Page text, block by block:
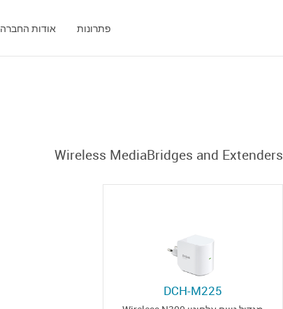
פתרונות אודות החברה
Wireless MediaBridges and Extenders
DCH-M225